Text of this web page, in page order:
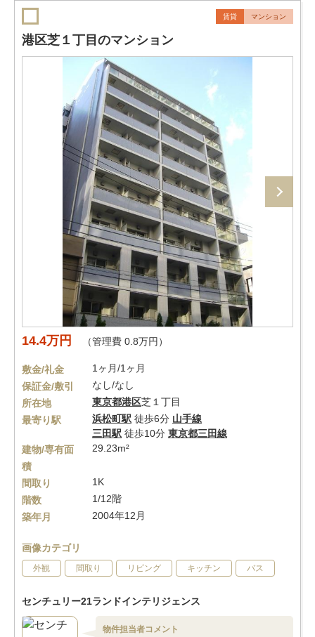
賃貸 マンション
港区芝１丁目のマンション
14.4万円 （管理費 0.8万円）
敷金/礼金
1ヶ月/1ヶ月
保証金/敷引
なし/なし
所在地
東京都港区芝１丁目
最寄り駅
浜松町駅 徒歩6分 山手線
三田駅 徒歩10分 東京都三田線
建物/専有面
積
29.23m²
間取り
1K
階数
1/12階
築年月
2004年12月
画像カテゴリ
外観 間取り リビング キッチン バス
センチュリー21ランドインテリジェンス
物件担当者コメント